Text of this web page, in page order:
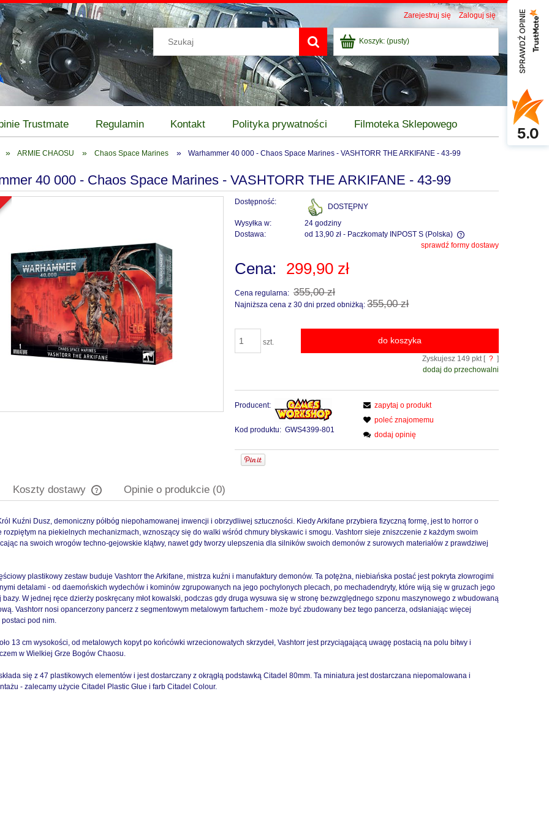
Zarejestruj się Zaloguj się
Koszyk: (pusty)
Trustmate Regulamin Kontakt Polityka prywatności Filmoteka Sklepowego
» ARMIE CHAOSU » Chaos Space Marines » Warhammer 40 000 - Chaos Space Marines - VASHTORR THE ARKIFANE - 43-99
40 000 - Chaos Space Marines - VASHTORR THE ARKIFANE - 43-99
Dostępność:
DOSTĘPNY
Wysyłka w:
24 godziny
Dostawa:
od 13,90 zł - Paczkomaty INPOST S (Polska)
Cena nie zawiera ewentualnych kosztów
płatności
sprawdź formy dostawy
Cena: 299,90 zł
Cena regularna: 355,00 zł
Najniższa cena z 30 dni przed obniżką:355,00 zł
szt. do koszyka
Zyskujesz 149 pkt [ ? ]
dodaj do przechowalni
Producent:
Kod produktu: GWS4399-801
zapytaj o produkt
poleć znajomemu
dodaj opinię
Koszty dostawy
Cena nie zawiera ewentualnych kosztów
płatności
Opinie o produkcie (0)
Kuźni Dusz, demoniczny półbóg niepohamowanej inwencji i obrzydliwej sztuczności. Kiedy Arkifane przybiera fizyczną formę, jest to horror o
rozpiętym na piekielnych mechanizmach, wznoszący się do walki wśród chmury błyskawic i smogu. Vashtorr sieje zniszczenie z każdym swoim
na swoich wrogów techno-gejowskie klątwy, nawet gdy tworzy ulepszenia dla silników swoich demonów z surowych materiałów z prawdziwej
plastikowy zestaw buduje Vashtorr the Arkifane, mistrza kuźni i manufaktury demonów. Ta potężna, niebiańska postać jest pokryta złowrogimi
detalami - od daemońskich wydechów i kominów zgrupowanych na jego pochylonych plecach, po mechadendryty, które wiją się w gruzach jego
bazy. W jednej ręce dzierży poskręcany młot kowalski, podczas gdy druga wysuwa się w stronę bezwzględnego szponu maszynowego z wbudowaną
Vashtorr nosi opancerzony pancerz z segmentowym metalowym fartuchem - może być zbudowany bez tego pancerza, odsłaniając więcej
pod nim.
13 cm wysokości, od metalowych kopyt po końcówki wrzecionowatych skrzydeł, Vashtorr jest przyciągającą uwagę postacią na polu bitwy i
w Wielkiej Grze Bogów Chaosu.
się z 47 plastikowych elementów i jest dostarczany z okrągłą podstawką Citadel 80mm. Ta miniatura jest dostarczana niepomalowana i
- zalecamy użycie Citadel Plastic Glue i farb Citadel Colour.
SPRAWDŹ OPINIE
5.0